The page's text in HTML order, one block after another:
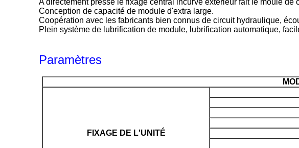
A directement pressé le fixage central incurvé extérieur fait le moule
Conception de capacité de module d'extra large.
Coopération avec les fabricants bien connus de circuit hydraulique,
Plein système de lubrification de module, lubrification automatique,
Paramètres
FIXAGE DE L'UNITÉ